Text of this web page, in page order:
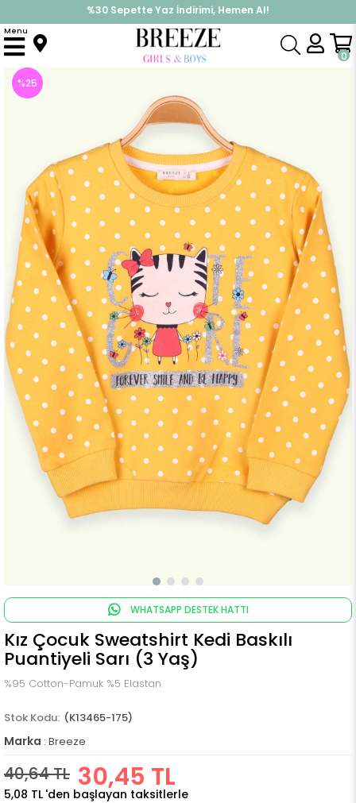
%30 Sepette Yaz İndirimi, Hemen Al!
İndirimlere ek %10 İndirimi Kap, Hemen Üye Ol!
0
Menu
Anasayfa Üst Giyim Sweatshirt Kız Çocuk Sweatshirt Kedi Baskılı Puantiyeli Sarı (3 Yaş)
%25
WHATSAPP DESTEK HATTI
Kız Çocuk Sweatshirt Kedi Baskılı
Puantiyeli Sarı (3 Yaş)
%95 Cotton-Pamuk %5 Elastan
(K13465-175)
Marka : Breeze
40,64 TL 30,45 TL
5,08 TL 'den başlayan taksitlerle